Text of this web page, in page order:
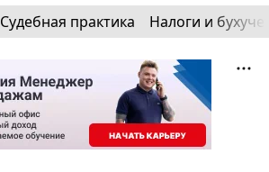
Судебная практика Налоги и